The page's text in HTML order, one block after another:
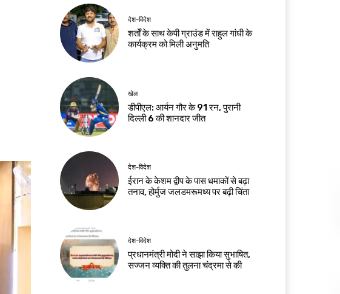
देश-विदेश
शर्तों के साथ केपी ग्राउंड में राहुल गांधी के
कार्यक्रम को मिली अनुमति
खेल
डीपीएल: आर्यन गौर के 91 रन, पुरानी
दिल्ली 6 की शानदार जीत
देश-विदेश
ईरान के केशम द्वीप के पास धमाकों से बढ़ा
तनाव, होर्मुज जलडमरूमध्य पर बढ़ी चिंता
देश-विदेश
प्रधानमंत्री मोदी ने साझा किया सुभाषित,
सज्जन व्यक्ति की तुलना चंद्रमा से की